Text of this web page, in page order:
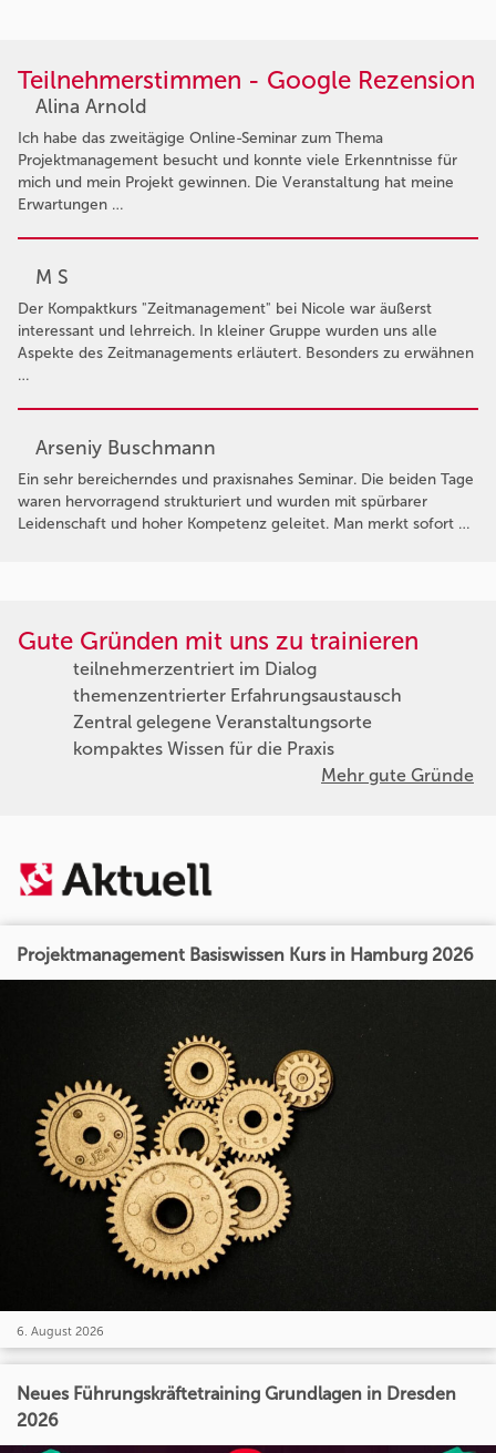
Teilnehmerstimmen - Google Rezension
Alina Arnold
Ich habe das zweitägige Online-Seminar zum Thema
Projektmanagement besucht und konnte viele Erkenntnisse für
mich und mein Projekt gewinnen. Die Veranstaltung hat meine
Erwartungen …
M S
Der Kompaktkurs "Zeitmanagement" bei Nicole war äußerst
interessant und lehrreich. In kleiner Gruppe wurden uns alle
Aspekte des Zeitmanagements erläutert. Besonders zu erwähnen
…
Arseniy Buschmann
Ein sehr bereicherndes und praxisnahes Seminar. Die beiden Tage
waren hervorragend strukturiert und wurden mit spürbarer
Leidenschaft und hoher Kompetenz geleitet. Man merkt sofort …
Gute Gründen mit uns zu trainieren
teilnehmerzentriert im Dialog
themenzentrierter Erfahrungsaustausch
Zentral gelegene Veranstaltungsorte
kompaktes Wissen für die Praxis
Mehr gute Gründe
Projektmanagement Basiswissen Kurs in Hamburg 2026
6. August 2026
Neues Führungskräftetraining Grundlagen in Dresden
2026